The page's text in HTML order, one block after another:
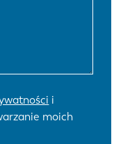
i
moich